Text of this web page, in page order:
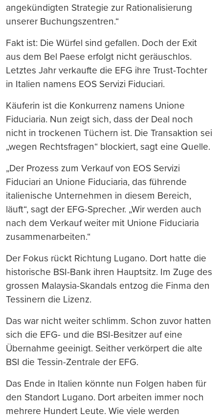
angekündigten Strategie zur Rationalisierung
unserer Buchungszentren.“
Fakt ist: Die Würfel sind gefallen. Doch der Exit
aus dem Bel Paese erfolgt nicht geräuschlos.
Letztes Jahr verkaufte die EFG ihre Trust-Tochter
in Italien namens EOS Servizi Fiduciari.
Käuferin ist die Konkurrenz namens Unione
Fiduciaria. Nun zeigt sich, dass der Deal noch
nicht in trockenen Tüchern ist. Die Transaktion sei
„wegen Rechtsfragen“ blockiert, sagt eine Quelle.
„Der Prozess zum Verkauf von EOS Servizi
Fiduciari an Unione Fiduciaria, das führende
italienische Unternehmen in diesem Bereich,
läuft“, sagt der EFG-Sprecher. „Wir werden auch
nach dem Verkauf weiter mit Unione Fiduciaria
zusammenarbeiten.“
Der Fokus rückt Richtung Lugano. Dort hatte die
historische BSI-Bank ihren Hauptsitz. Im Zuge des
grossen Malaysia-Skandals entzog die Finma den
Tessinern die Lizenz.
Das war nicht weiter schlimm. Schon zuvor hatten
sich die EFG- und die BSI-Besitzer auf eine
Übernahme geeinigt. Seither verkörpert die alte
BSI die Tessin-Zentrale der EFG.
Das Ende in Italien könnte nun Folgen haben für
den Standort Lugano. Dort arbeiten immer noch
mehrere Hundert Leute. Wie viele werden